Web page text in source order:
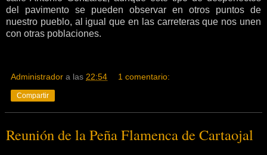
del pavimento se pueden observar en otros puntos de
nuestro pueblo, al igual que en las carreteras que nos unen
con otras poblaciones.
Administrador a las 22:54 1 comentario:
Compartir
Reunión de la Peña Flamenca de Cartaojal